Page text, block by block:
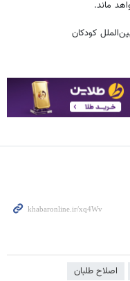
ماند.
کودکان
اصلاح طلبان